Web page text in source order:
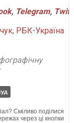
, Telegram,
РБК-Україна
Сміливо поділися
через ці кнопки